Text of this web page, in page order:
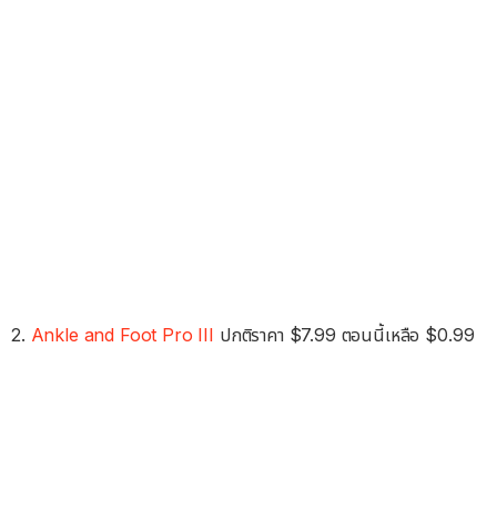
2. Ankle and Foot Pro III ปกติราคา $7.99 ตอนนี้เหลือ $0.99